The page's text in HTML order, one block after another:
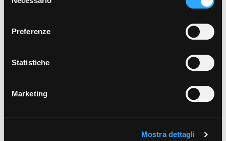
sul pulsante “Accetta tutti i cookie”. Cliccando sul tasto
unicamente i cookie necessari alla navigazione. Per
funzionamento, puoi prendere visione dell’informativa
cliccando qui.
del
Preferenze
Statistiche
Marketing
Mostra dettagli
404